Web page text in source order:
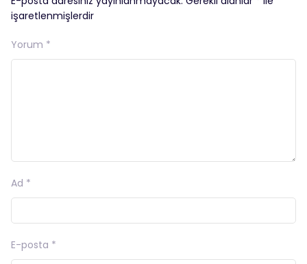
işaretlenmişlerdir
Yorum *
Ad *
E-posta *